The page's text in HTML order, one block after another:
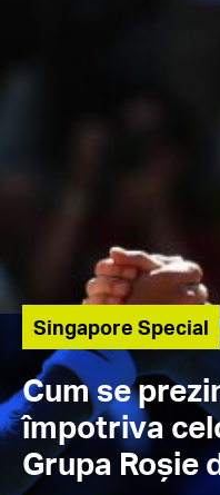
Singapore Special
Cum se
împotriva
Grupa Roșie